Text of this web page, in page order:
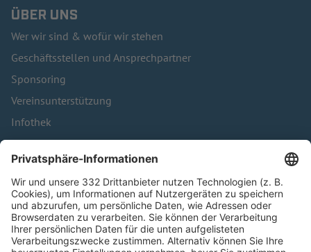
ÜBER UNS
Wer wir sind & wofür wir stehen
Geschäftsstellen und Ansprechpartner
Sponsoring
Vereinsunterstützung
Infothek
Kontakt
HÄUFIG BESUCHTE SEITEN
Pässe und Vereinswechsel
Trainerausbildung